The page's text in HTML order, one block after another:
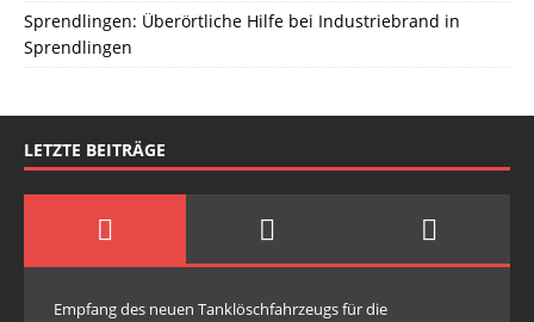
Sprendlingen: Überörtliche Hilfe bei Industriebrand in
Sprendlingen
LETZTE BEITRÄGE
Empfang des neuen Tanklöschfahrzeugs für die